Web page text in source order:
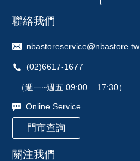
聯絡我們
nbastoreservice@nbastore.tw
(02)6617-1677
（週一~週五 09:00 – 17:30）
Online Service
門市查詢
關注我們